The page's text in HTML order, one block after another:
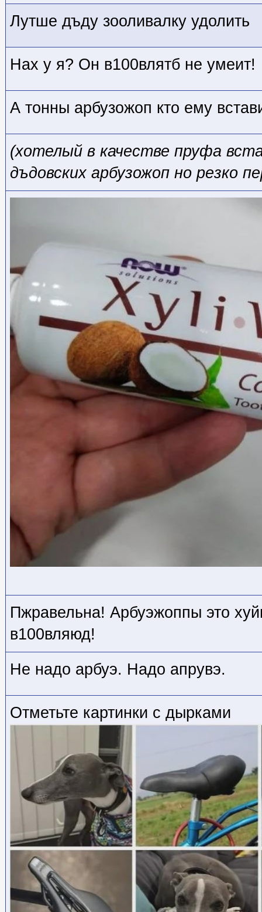
Лутше дъду зооливалку удолить
Нах у я? Он в100влятб не умеит!
А тонны арбузожоп кто ему
(хотелый в качестве пруфа
дъдовских арбузожоп но резко
Пжравельна! Арбуэжоппы это
в100вляюд!
Не надо арбуэ. Надо апрувэ.
Отметьте картинки с дырками